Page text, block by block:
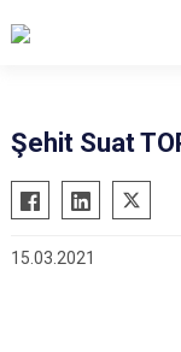
Şehit Suat
15.03.2021